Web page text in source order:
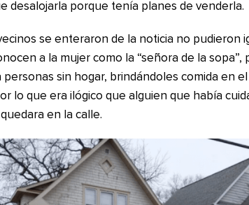
desalojarla porque tenía planes de venderla.
se enteraron de la noticia no pudieron
a la mujer como la “señora de la sopa”,
personas sin hogar, brindándoles comida en
lo que era ilógico que alguien que había
en la calle.